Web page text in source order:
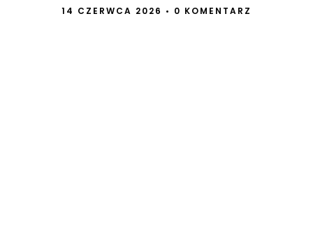
14 CZERWCA 2026 • 0 KOMENTARZ